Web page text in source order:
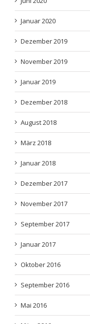
Januar 2020
Dezember 2019
November 2019
Januar 2019
Dezember 2018
August 2018
März 2018
Januar 2018
Dezember 2017
November 2017
September 2017
Januar 2017
Oktober 2016
September 2016
Mai 2016
März 2016